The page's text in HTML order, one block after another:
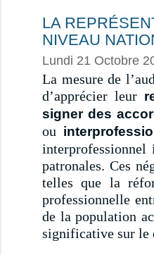
LA
NIVEAU
Lundi 21 Octobre
La mesure de
d’apprécier leur
signer des
ou
interprofessionnel
patronales. Ces
telles que la
professionnelle
de la population
significative sur le